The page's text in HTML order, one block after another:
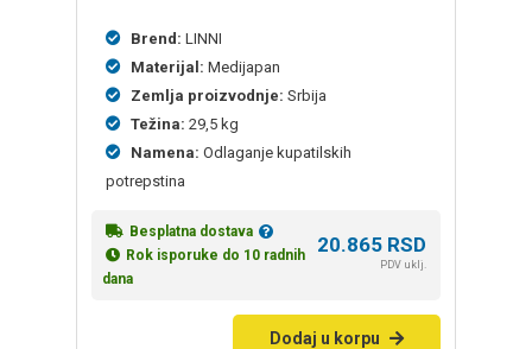
Brend: LINNI
Materijal: Medijapan
Zemlja proizvodnje: Srbija
Težina: 29,5 kg
Namena: Odlaganje kupatilskih
potrepstina
Besplatna dostava
Rok isporuke do 10 radnih
dana
20.865 RSD
PDV uklj.
Dodaj u korpu